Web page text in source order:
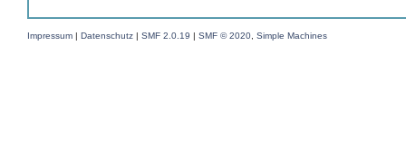
Impressum | Datenschutz | SMF 2.0.19 | SMF © 2020 Simple Machines